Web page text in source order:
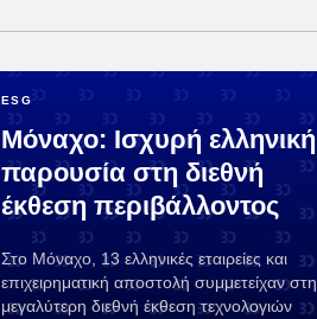
ESG
Μόναχο: Ισχυρή ελληνική
παρουσία στη διεθνή
έκθεση περιβάλλοντος
Στο Μόναχο, 13 ελληνικές εταιρείες και
επιχειρηματική αποστολή συμμετείχαν στη
μεγαλύτερη διεθνή έκθεση τεχνολογιών